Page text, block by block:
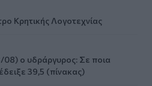
Κρητικής Λογοτεχνίας
ο υδράργυρος: Σε ποια
39,5 (πίνακας)